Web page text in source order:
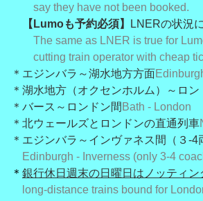
say they have not been booked.
【Lumoも予約必須】
LNERの状況
The same as LNER is true for
cutting train operator with cheap
＊エジンバラ～湖水地方方面E
＊湖水地方（オクセンホルム）～ロン
＊バース～ロンドン間 Bath - London
＊北ウェールズとロンドンの直通列車
＊エジンバラ～インヴァネス間（３-4
Edinburgh - Inverness (only 3-4
＊ 銀行休日週末の日曜日はノッティ
long-distance trains bound for